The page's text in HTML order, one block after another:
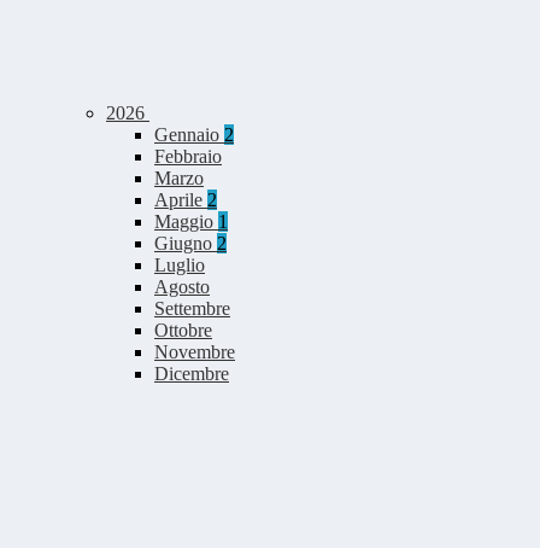
2026
Gennaio 2
Febbraio
Marzo
Aprile 2
Maggio 1
Giugno 2
Luglio
Agosto
Settembre
Ottobre
Novembre
Dicembre